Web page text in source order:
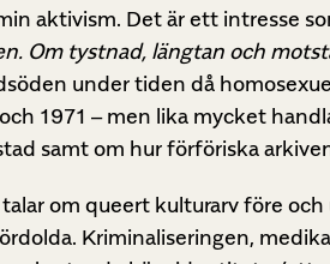
aktivism. Det är ett intresse
Om tystnad, längtan och
under tiden då
1971 – men lika mycket
samt om hur förföriska
talar om queert kulturarv före
Kriminaliseringen,